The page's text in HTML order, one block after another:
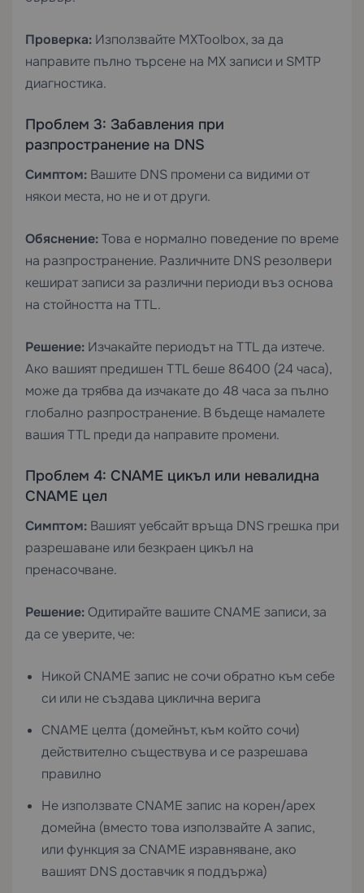
Проверка: Използвайте MXToolbox, за да
направите пълно търсене на MX записи и SMTP
диагностика.
Проблем 3: Забавления при
разпространение на DNS
Симптом: Вашите DNS промени са видими от
някои места, но не и от други.
Обяснение:Това е нормално поведение по време
на разпространение. Различните DNS резолвери
кешират записи за различни периоди въз основа
на стойността на TTL.
Решение: Изчакайте периодът на TTL да изтече.
Ако вашият предишен TTL беше 86400 (24 часа),
може да трябва да изчакате до 48 часа за пълно
глобално разпространение. В бъдеще намалете
вашия TTL преди да направите промени.
Проблем 4: CNAME цикъл или невалидна
CNAME цел
Симптом: Вашият уебсайт връща DNS грешка при
разрешаване или безкраен цикъл на
пренасочване.
Решение: Одитирайте вашите CNAME записи, за
да се уверите, че:
Никой CNAME запис не сочи обратно към себе
си или не създава циклична верига
CNAME целта (домейнът, към който сочи)
действително съществува и се разрешава
правилно
Не използвате CNAME запис на корен/apex
домейна (вместо това използвайте A запис,
или функция за CNAME изравняване, ако
вашият DNS доставчик я поддържа)